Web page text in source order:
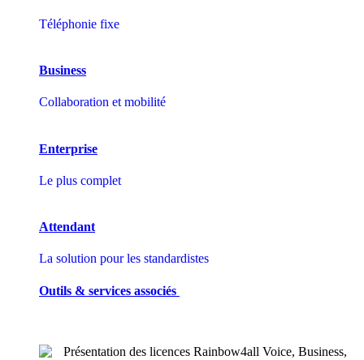
Téléphonie fixe
Business
Collaboration et mobilité
Enterprise
Le plus complet
Attendant
La solution pour les standardistes
Outils & services associés